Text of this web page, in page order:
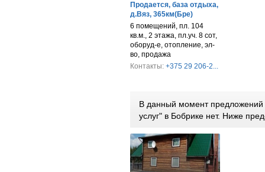
Продается, база отдыха,
д.Вяз, 365км(Бре)
6 помещений, пл. 104
кв.м., 2 этажа, пл.уч. 8 сот,
оборуд-е, отопление, эл-
во, продажа
Контакты: +375 29 206-2...
В данный момент
услуг" в Бобрике нет. Ниже